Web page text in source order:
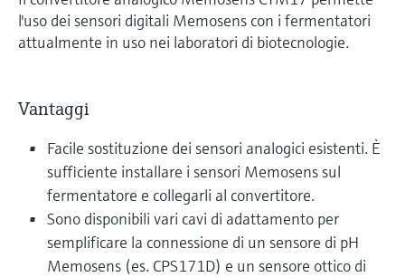
l'uso dei sensori digitali Memosens con i fermentatori
attualmente in uso nei laboratori di biotecnologie.
Vantaggi
Facile sostituzione dei sensori analogici esistenti. È
sufficiente installare i sensori Memosens sul
fermentatore e collegarli al convertitore.
Sono disponibili vari cavi di adattamento per
semplificare la connessione di un sensore di pH
Memosens (es. CPS171D) e un sensore ottico di